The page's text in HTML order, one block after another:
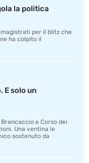
la politica
per il blitz che
ha colpito il
E solo un
e Corso dei
Una ventina le
sostenuto da